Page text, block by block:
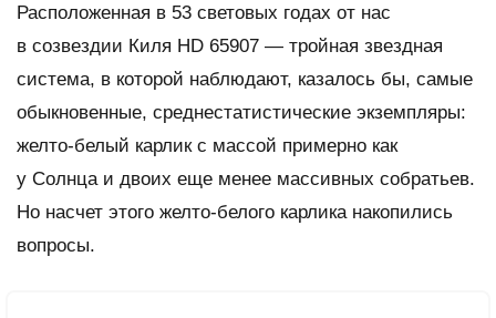
Расположенная в 53 световых годах от нас
в созвездии Киля HD 65907 — тройная звездная
система, в которой наблюдают, казалось бы, самые
обыкновенные, среднестатистические экземпляры:
желто-белый карлик с массой примерно как
у Солнца и двоих еще менее массивных собратьев.
Но насчет этого желто-белого карлика накопились
вопросы.